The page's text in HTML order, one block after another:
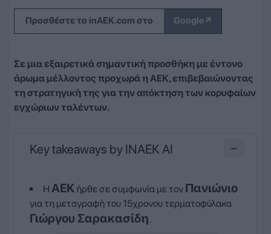
Προσθέστε το inAEK.com στο Google↗
Σε μια εξαιρετικά σημαντική προσθήκη με έντονο
άρωμα μέλλοντος προχωρά η ΑΕΚ, επιβεβαιώνοντας
τη στρατηγική της για την απόκτηση των κορυφαίων
εγχώριων ταλέντων.
Key takeaways by INAEK AI −
Η ΑΕΚ ήρθε σε συμφωνία με τον Πανιώνιο
για τη μεταγραφή του 15χρονου τερματοφύλακα
Γιώργου Σαρακασίδη.